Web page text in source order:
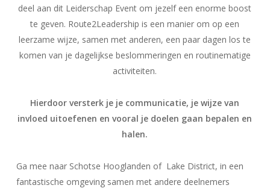
deel aan dit Leiderschap Event om jezelf een enorme boost
te geven. Route2Leadership is een manier om op een
leerzame wijze, samen met anderen, een paar dagen los te
komen van je dagelijkse beslommeringen en routinematige
activiteiten.
Hierdoor versterk je je communicatie, je wijze van
invloed uitoefenen en vooral je doelen gaan bepalen en
halen.
Ga mee naar Schotse Hooglanden of Lake District, in een
fantastische omgeving samen met andere deelnemers